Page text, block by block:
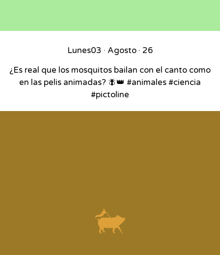
Lunes03 · Agosto · 26
¿Es real que los mosquitos bailan con el canto como
en las pelis animadas? 🪰👑 #animales #ciencia
#pictoline